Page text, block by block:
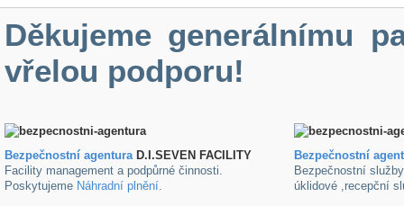
Děkujeme generálnímu
vřelou podporu!
Bezpečnostní agenturaD.I.SEVEN FACILITY
Facility management a podpůrné činnosti.
Poskytujeme Náhradní plnění.
Bezpečnostní
Bezpečnostní
úklidové ,recepční